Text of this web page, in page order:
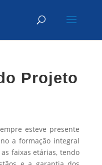
Projeto
esteve presente
a formação integral
faixas etárias, tendo